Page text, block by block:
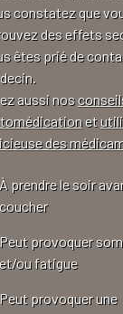
constatez que
des effets
êtes prié de
aussi nos
et
des
À prendre le soir
coucher
Peut provoquer
et/ou fatigue
Peut provoquer une